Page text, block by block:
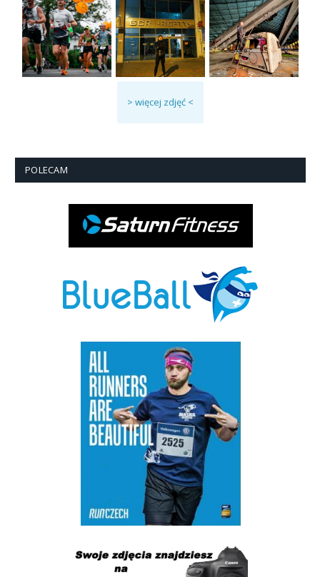
> więcej zdjęć <
POLECAM